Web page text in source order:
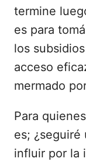
termine
es para
los
acceso
mermado
Para
es; ¿seguiré
influir por la